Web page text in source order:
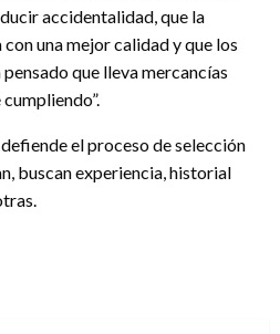
accidentalidad, que la
una mejor calidad y que los
que lleva mercancías
el proceso de selección
buscan experiencia, historial